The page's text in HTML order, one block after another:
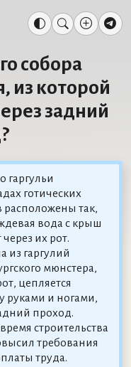
собора
из которой
задний
гаргульи
готических
расположены так,
вода с крыш
через их рот.
из гаргулий
мюнстера,
цепляется
руками и ногами,
проход.
строительства
требования
труда.